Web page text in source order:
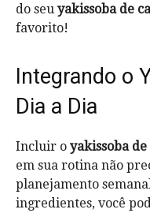
do seu yakissoba de
favorito!
Integrando o
Dia a Dia
Incluir o yakissoba
em sua rotina não
planejamento
ingredientes, você